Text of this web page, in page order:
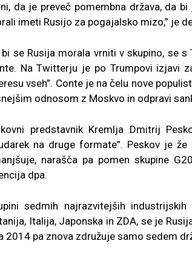
da je preveč pomembna država, da
imeti Rusijo za pogajalsko mizo,” je
bi se Rusija morala vrniti v skupino, se
Na Twitterju je po Trumpovi izjavi
vseh”. Conte je na čelu nove
odnosom z Moskvo in odpravi
predstavnik Kremlja Dmitrij
na druge formate”. Peskov je
narašča pa pomen skupine
dpa.
sedmih najrazvitejših
Italija, Japonska in ZDA, se je
2014 pa znova združuje samo sedem